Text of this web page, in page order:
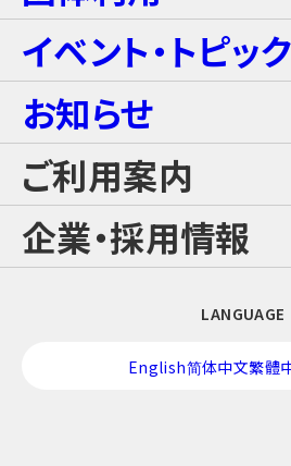
ブラスター・バトルフィ
ワイルド・カヌー
スカイジャングル スリ
スカイジャングル ファ
スカイジャングル ジッ
フード
おすすめチケット
メゾネットスイートヴ
ロイヤルスイートヴィラ
カジュアルコテージ
お食事
施設案内
ご利用料金
ALL DAY DINING
GLAMP BBQ
GLAMP LUNCH
日本料理 さざんか
酒バー はりま
ントプラン
アクティブ・プラン
雨の日プラン
修学旅行プラン！
イベント・トピッ
お知らせ
ご利用案内
チケット購入・料金案内
企業・採用情報
LANGUAGE
English简体中文繁體